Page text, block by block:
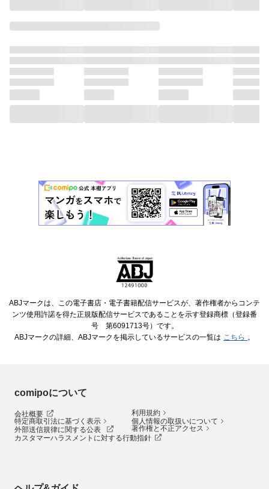
ABJマークは、この電子書店・電子書籍配信サービスが、著作権者からコンテ
ンツ使用許諾を得た正規版配信サービスであることを示す登録商標（登録番
号 第6091713号）です。
ABJマークの詳細、ABJマークを掲示しているサービスの一覧は こちら 。
comipoについて
会社概要
利用規約
特定商取引法に基づく表示
個人情報の取扱いについて
外部送信規律に関する公表
著作権と不正アクセス
カスタマーハラスメントに対する行動指針